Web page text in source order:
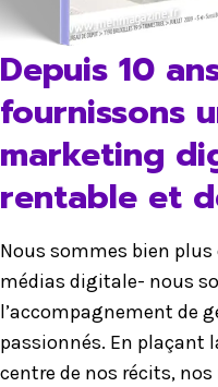
Depuis 10
fournissons
marketing
rentable et
Nous sommes bien plus
médias digitale- nous
l’accompagnement de
passionnés. En plaçant
centre de nos récits,